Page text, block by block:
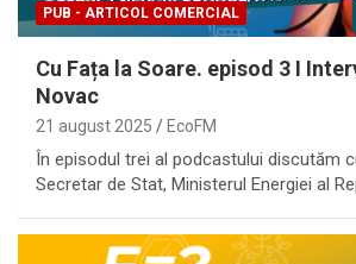
PUB - ARTICOL COMERCIAL
Cu Fața la Soare. episod 3 I
Novac
21 august 2025 EcoFM
În episodul trei al podcastului discutăm
Secretar de Stat, Ministerul Energiei al